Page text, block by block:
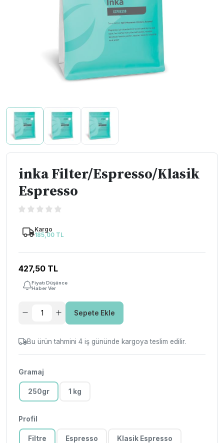
inka Filter/Espresso/Klasik
Espresso
Kargo
185,00 TL
427,50 TL
Fiyatı Düşünce
Haber Ver
Sepete Ekle
Bu ürün tahmini 4 iş gününde kargoya teslim edilir.
Gramaj
250gr 1 kg
Profil
Filtre Espresso Klasik Espresso